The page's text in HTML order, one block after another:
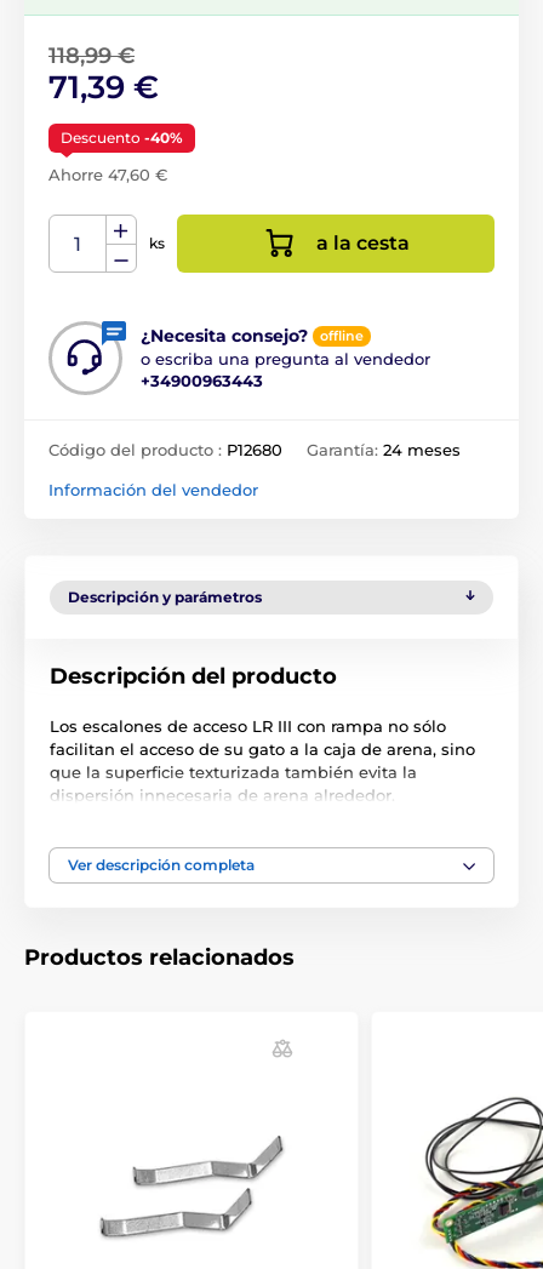
118,99 €
71,39 €
Descuento -40%
Ahorre 47,60 €
ks a la cesta
¿Necesita consejo? offline
o escriba una pregunta al vendedor
+34900963443
Código del producto : P12680 Garantía: 24 meses
Información del vendedor
Descripción y parámetros
Descripción del producto
Los escalones de acceso LR III con rampa no sólo
facilitan el acceso de su gato a la caja de arena, sino
que la superficie texturizada también evita la
dispersión innecesaria de arena alrededor.
Los felinos más pequeños pueden tener dificultades
Ver descripción completa
Productos relacionados